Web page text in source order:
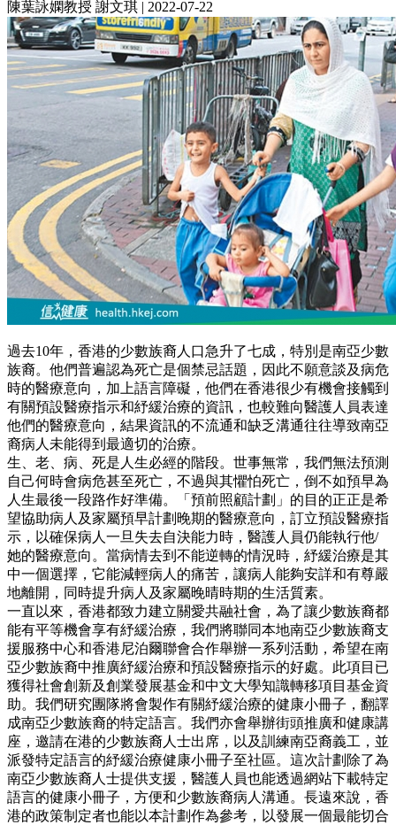
陳葉詠嫻教授 謝文琪 | 2022-07-22
過去10年，香港的少數族裔人口急升了七成，特別是南亞少數
族裔。他們普遍認為死亡是個禁忌話題，因此不願意談及病危
時的醫療意向，加上語言障礙，他們在香港很少有機會接觸到
有關預設醫療指示和紓緩治療的資訊，也較難向醫護人員表達
他們的醫療意向，結果資訊的不流通和缺乏溝通往往導致南亞
裔病人未能得到最適切的治療。
生、老、病、死是人生必經的階段。世事無常，我們無法預測
自己何時會病危甚至死亡，不過與其懼怕死亡，倒不如預早為
人生最後一段路作好準備。「預前照顧計劃」的目的正正是希
望協助病人及家屬預早計劃晚期的醫療意向，訂立預設醫療指
示，以確保病人一旦失去自決能力時，醫護人員仍能執行他/
她的醫療意向。當病情去到不能逆轉的情況時，紓緩治療是其
中一個選擇，它能減輕病人的痛苦，讓病人能夠安詳和有尊嚴
地離開，同時提升病人及家屬晚晴時期的生活質素。
一直以來，香港都致力建立關愛共融社會，為了讓少數族裔都
能有平等機會享有紓緩治療，我們將聯同本地南亞少數族裔支
援服務中心和香港尼泊爾聯會合作舉辦一系列活動，希望在南
亞少數族裔中推廣紓緩治療和預設醫療指示的好處。此項目已
獲得社會創新及創業發展基金和中文大學知識轉移項目基金資
助。我們研究團隊將會製作有關紓緩治療的健康小冊子，翻譯
成南亞少數族裔的特定語言。我們亦會舉辦街頭推廣和健康講
座，邀請在港的少數族裔人士出席，以及訓練南亞裔義工，並
派發特定語言的紓緩治療健康小冊子至社區。這次計劃除了為
南亞少數族裔人士提供支援，醫護人員也能透過網站下載特定
語言的健康小冊子，方便和少數族裔病人溝通。長遠來說，香
港的政策制定者也能以本計劃作為參考，以發展一個最能切合